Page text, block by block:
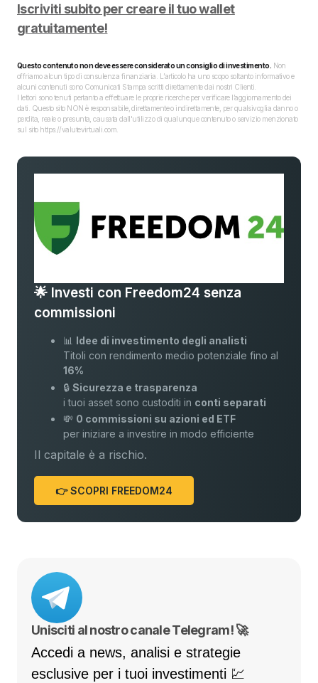
Iscriviti subito per creare il tuo wallet
gratuitamente!
Questo contenuto non deve essere considerato un consiglio di investimento. Non
offriamo alcun tipo di consulenza finanziaria. L’articolo ha uno scopo soltanto informativo e
alcuni contenuti sono Comunicati Stampa scritti direttamente dai nostri Clienti.
I lettori sono tenuti pertanto a effettuare le proprie ricerche per verificare l’aggiornamento dei
dati. Questo sito NON è responsabile, direttamente o indirettamente, per qualsivoglia danno o
perdita, reale o presunta, causata dall'utilizzo di qualunque contenuto o servizio menzionato
sul sito https://valutevirtuali.com.
🌟 Investi con Freedom24 senza
commissioni
📊 Idee di investimento degli analisti
Titoli con rendimento medio potenziale fino al
16%
🔒Sicurezza e trasparenza
i tuoi asset sono custoditi in conti separati
💸 0 commissioni su azioni ed ETF
per iniziare a investire in modo efficiente
Il capitale è a rischio.
👉 SCOPRI FREEDOM24
Unisciti al nostro canale Telegram! 🚀
Accedi a news, analisi e strategie
esclusive per i tuoi investimenti 💹